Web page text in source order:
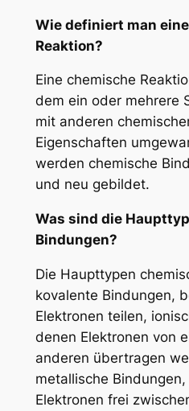
Wie definiert man
Reaktion?
Eine chemische
dem ein oder mehrere
mit anderen
Eigenschaften
werden chemische
und neu gebildet.
Was sind die
Bindungen?
Die Haupttypen
kovalente Bindungen,
Elektronen teilen,
denen Elektronen von
anderen übertragen
metallische
Elektronen frei